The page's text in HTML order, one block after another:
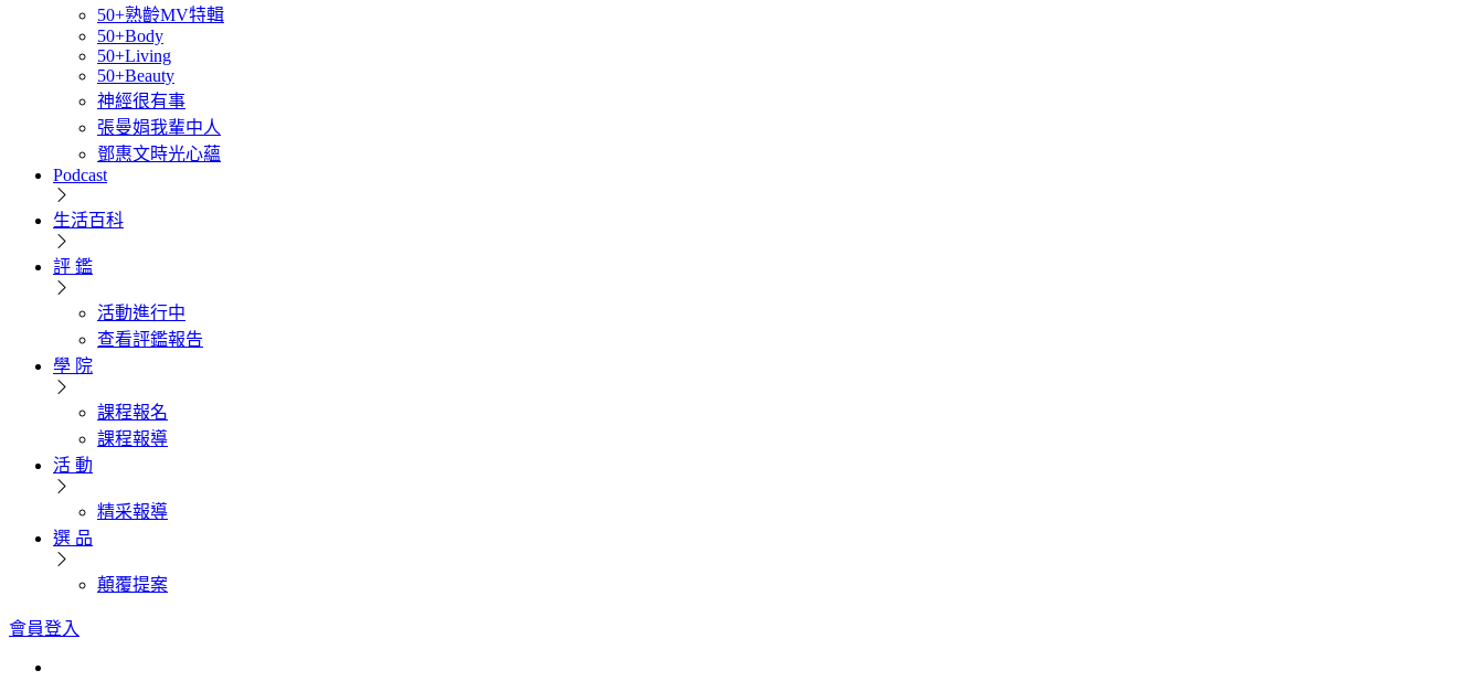
50+熟齡MV特輯
50+Body
50+Living
50+Beauty
神經很有事
張曼娟我輩中人
鄧惠文時光心蘊
Podcast
生活百科
評 鑑
活動進行中
查看評鑑報告
學 院
課程報名
課程報導
活 動
精采報導
選 品
顛覆提案
會員登入